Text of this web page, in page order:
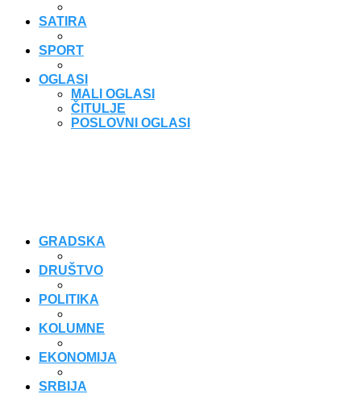
SATIRA
SPORT
OGLASI
MALI OGLASI
ČITULJE
POSLOVNI OGLASI
GRADSKA
DRUŠTVO
POLITIKA
KOLUMNE
EKONOMIJA
SRBIJA